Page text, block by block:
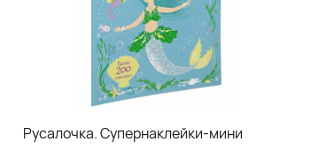
Русалочка. Супернаклейки-мини